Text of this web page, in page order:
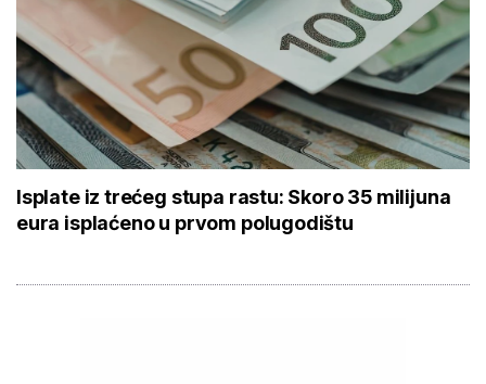
Isplate iz trećeg stupa rastu: Skoro 35 milijuna
eura isplaćeno u prvom polugodištu